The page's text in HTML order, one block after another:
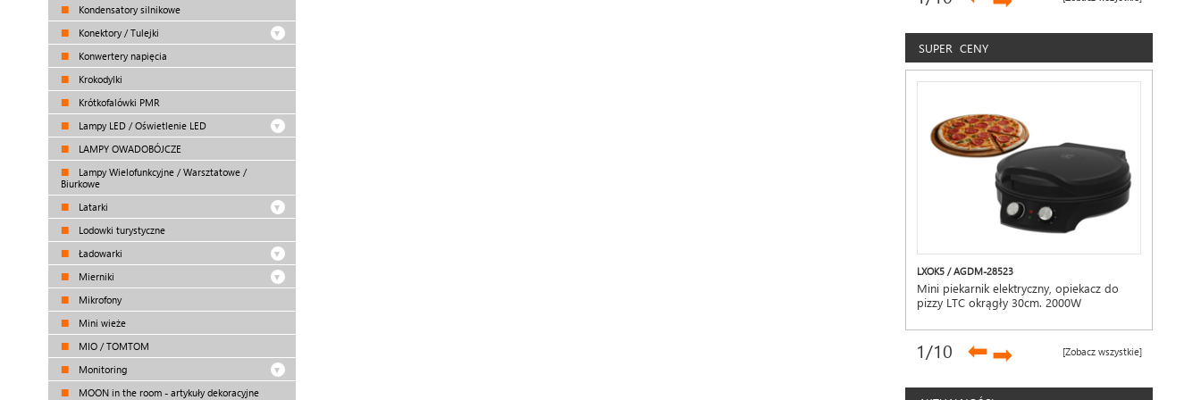
SUPER CENY
LXOK5 / AGDM-28523
Mini piekarnik elektryczny, opiekacz do
pizzy LTC okrągły 30cm. 2000W
[Zobacz wszystkie]
1/10 ➡➡
Kondensatory silnikowe
Konektory / Tulejki
Konwertery napięcia
Krokodylki
Krótkofalówki PMR
Lampy LED / Oświetlenie LED
LAMPY OWADOBÓJCZE
Lampy Wielofunkcyjne / Warsztatowe /
Biurkowe
Latarki
Lodowki turystyczne
Ładowarki
Mierniki
Mikrofony
Mini wieże
MIO / TOMTOM
Monitoring
MOON in the room - artykuły dekoracyjne